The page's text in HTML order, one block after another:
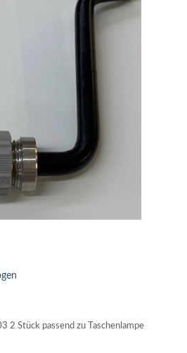
2 Stück passend zu Taschenlampe